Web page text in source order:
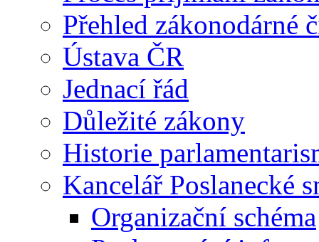
Přehled zákonodárné
Ústava ČR
Jednací řád
Důležité zákony
Historie
Kancelář Poslanecké
Organizační schéma